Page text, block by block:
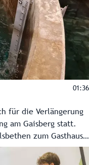
01:36
für die Verlängerung
am Gaisberg statt.
zum Gasthaus
des Salzburger